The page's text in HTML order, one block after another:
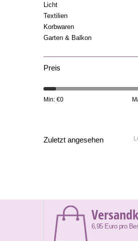
Licht
Textilien
Korbwaren
Garten & Balkon
Preis
Min: €0
Zuletzt angesehen
6,95 Euro pro